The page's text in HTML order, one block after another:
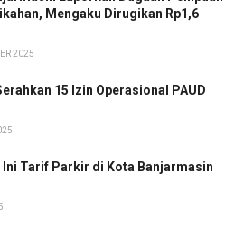
Mengaku Dirugikan Rp1,6
2025
15 Izin Operasional PAUD
Ini Tarif Parkir di Kota Banjarmasin